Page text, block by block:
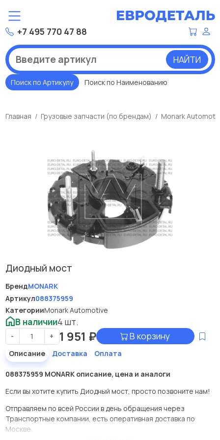
+7 495 770 47 88
НАЙТИ
Поиск по Артикулу Поиск по Наименованию
Главная Грузовые запчасти (по брендам) Monark
Диодный мост
БрендMONARK
Артикул088375959
КатегорииMonark Automotive
В наличии4 шт.
- + 1 951 ₽ В корзину
Описание Доставка Оплата
088375959 MONARK описание, цена и аналоги
Если вы хотите купить Диодный мост, просто позвоните нам!
Отправляем по всей России в день обращения через
Транспортные компании, есть оперативная доставка по
Москве.